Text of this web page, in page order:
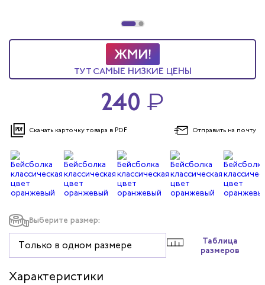
Выберите размер:
Только в одном размере
Таблица
размеров
Характеристики
ТУТ САМЫЕ НИЗКИЕ ЦЕНЫ
240 ₽
Скачать карточку товара в PDF Отправить на почту